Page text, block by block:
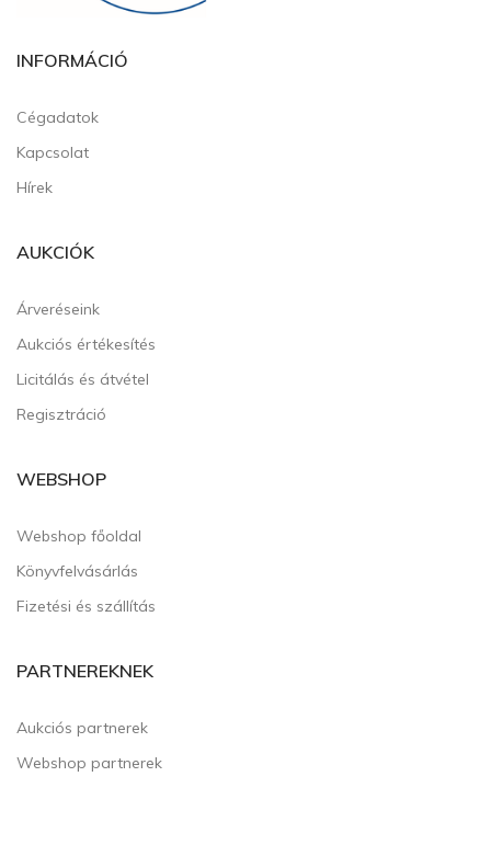
INFORMÁCIÓ
Cégadatok
Kapcsolat
Hírek
AUKCIÓK
Árveréseink
Aukciós értékesítés
Licitálás és átvétel
Regisztráció
WEBSHOP
Webshop főoldal
Könyvfelvásárlás
Fizetési és szállítás
PARTNEREKNEK
Aukciós partnerek
Webshop partnerek